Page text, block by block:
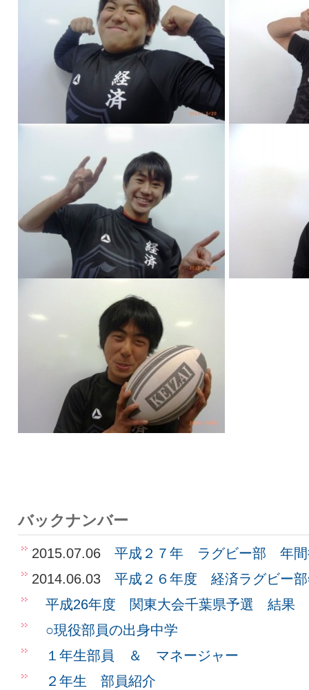
バックナンバー
2015.07.06
平成２７年 ラグビー部 年間
2014.06.03
平成２６年度 経済ラグビー
平成26年度 関東大会千葉県予選 結果
○現役部員の出身中学
１年生部員 ＆ マネージャー
２年生 部員紹介